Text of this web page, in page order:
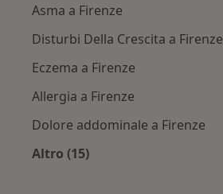
Asma a Firenze
Disturbi Della Crescita a Firenze
Eczema a Firenze
Allergia a Firenze
Dolore addominale a Firenze
Altro (15)